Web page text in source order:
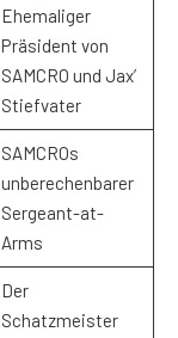
Ehemaliger
Präsident von
SAMCRO und Jax’
Stiefvater
SAMCROs
unberechenbarer
Sergeant-at-
Arms
Der
Schatzmeister